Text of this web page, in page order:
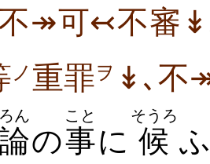
↠可↢不審
ノ 重罪ヲ ↡､不
ん
の事
こと
に 候
そうろ